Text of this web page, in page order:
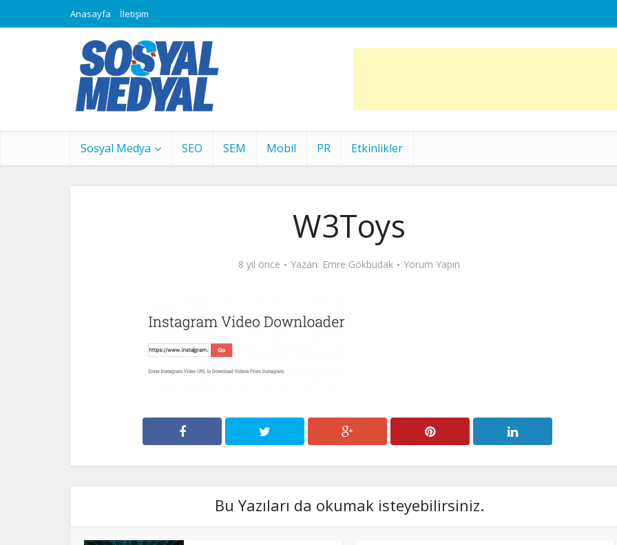
Anasayfa İletişim
Sosyal Medya SEO SEM Mobil PR Etkinlikler
W3Toys
8 yıl önce Yazan: Emre Gökbudak Yorum Yapın
Bu Yazıları da okumak isteyebilirsiniz.